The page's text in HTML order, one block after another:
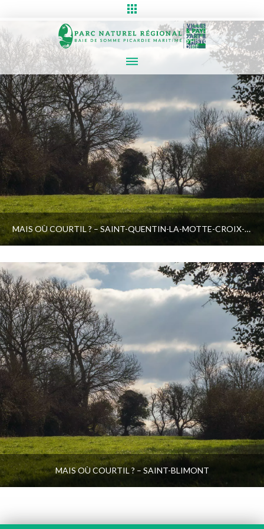
MAIS OÙ COURTIL ? – SAINT-QUENTIN-LA-MOTTE-CROIX-AU-BAILLY
MAIS OÙ COURTIL ? – SAINT-BLIMONT